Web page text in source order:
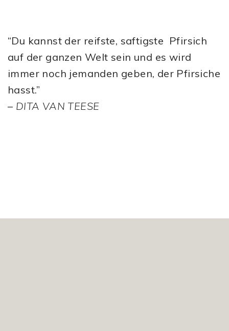
“Du kannst der reifste, saftigste Pfirsich
auf der ganzen Welt sein und es wird
immer noch jemanden geben, der Pfirsiche
hasst.”
– DITA VAN TEESE